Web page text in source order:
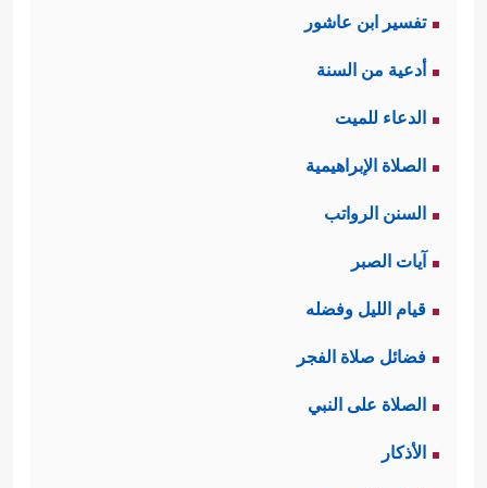
تفسير ابن عاشور
أدعية من السنة
الدعاء للميت
الصلاة الإبراهيمية
السنن الرواتب
آيات الصبر
قيام الليل وفضله
فضائل صلاة الفجر
الصلاة على النبي
الأذكار